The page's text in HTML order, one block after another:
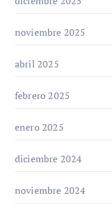
noviembre 2025
abril 2025
febrero 2025
enero 2025
diciembre 2024
noviembre 2024